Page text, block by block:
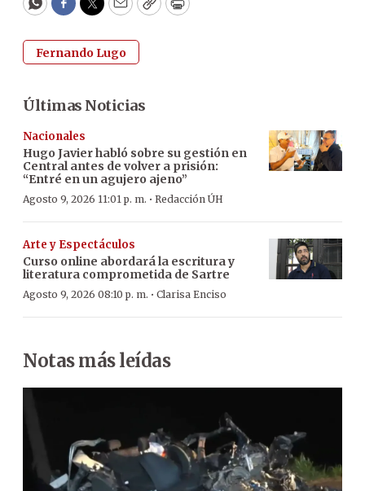
WhatsApp
Facebook
Twitter
EmailCopyPrint
Fernando Lugo
Últimas Noticias
Nacionales
Hugo Javier habló sobre su gestión en
Central antes de volver a prisión:
“Entré en un agujero ajeno”
Agosto 9, 2026 11:01 p. m. · Redacción ÚH
Arte y Espectáculos
Curso online abordará la escritura y
literatura comprometida de Sartre
Agosto 9, 2026 08:10 p. m. · Clarisa Enciso
Notas más leídas